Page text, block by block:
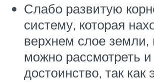
Слабо развитую
систему, которая
верхнем слое земли,
можно рассмотреть и
достоинство, так как